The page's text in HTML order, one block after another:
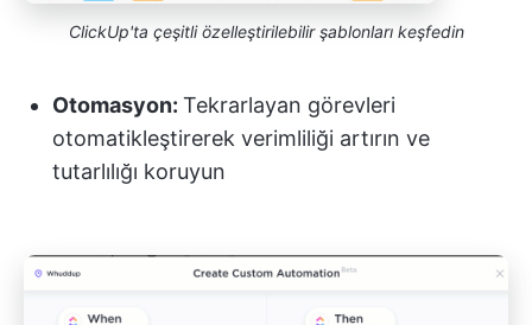
ClickUp'ta çeşitli özelleştirilebilir şablonları keşfedin
Otomasyon: Tekrarlayan görevleri
otomatikleştirerek verimliliği artırın ve
tutarlılığı koruyun